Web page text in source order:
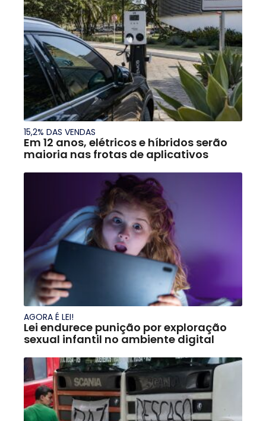
15,2% DAS VENDAS
Em 12 anos, elétricos e híbridos serão
maioria nas frotas de aplicativos
AGORA É LEI!
Lei endurece punição por exploração
sexual infantil no ambiente digital